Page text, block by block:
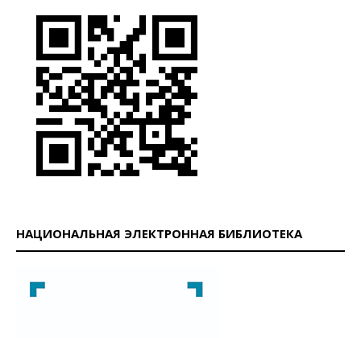
НАЦИОНАЛЬНАЯ ЭЛЕКТРОННАЯ БИБЛИОТЕКА